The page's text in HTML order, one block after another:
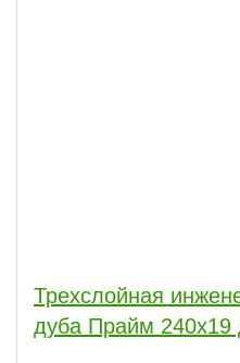
Трехслойная
дуба Прайм